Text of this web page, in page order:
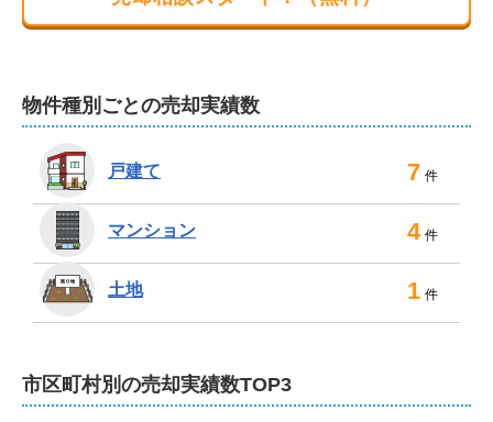
迅速かつ誠意ある対応で、売却後も長くお付き合いいた
ので、不動産売却のことなら弊社にお任せください。
物件種別ごとの売却実績数
戸建て 7 件
マンション 4 件
土地 1 件
市区町村別の売却実績数TOP3